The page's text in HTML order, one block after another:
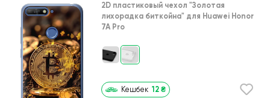
2D пластиковый чехол "Золотая
лихорадка биткойна" для Huawei Honor
7A Pro
Кешбек 12 ₴